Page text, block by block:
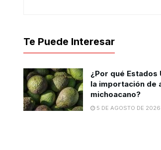
Te Puede Interesar
¿Por qué Estados
la importación de
michoacano?
5 DE AGOSTO DE 2026